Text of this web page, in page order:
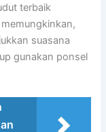
terbaik
suasana
gunakan ponsel